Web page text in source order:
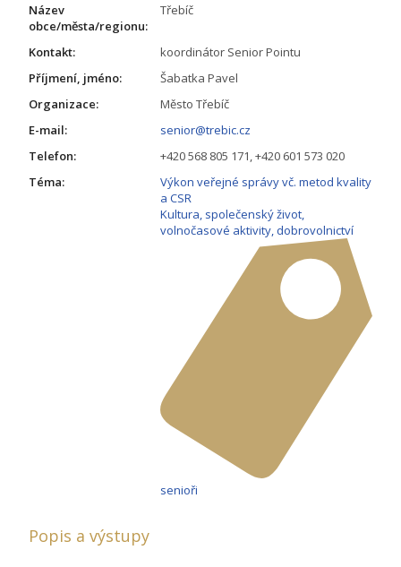
Název
obce/města/regionu:
Třebíč
Kontakt:
koordinátor Senior Pointu
Příjmení, jméno:
Šabatka Pavel
Organizace:
Město Třebíč
E-mail:
senior@trebic.cz
Telefon:
+420 568 805 171, +420 601 573 020
Téma:
Výkon veřejné správy vč. metod kvality
a CSR
Kultura, společenský život,
volnočasové aktivity, dobrovolnictví
senioři
Popis a výstupy